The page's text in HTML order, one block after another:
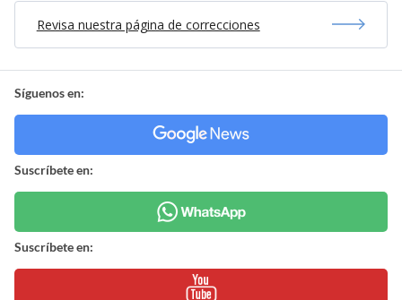
Revisa nuestra página de correcciones
Síguenos en:
Suscríbete en:
Suscríbete en: